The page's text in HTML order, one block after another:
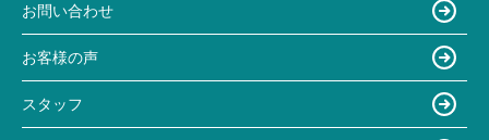
お問い合わせ
お客様の声
スタッフ